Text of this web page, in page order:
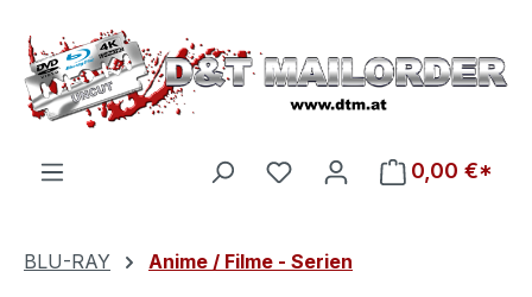
Zum Hauptinhalt springen
Du hast 0 Produkte auf
0,00 €*
BLU-RAY Anime / Filme - Serien